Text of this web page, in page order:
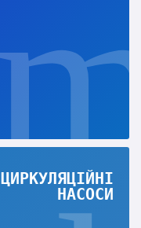
ЦИРКУЛЯЦІЙНІ
НАСОСИ